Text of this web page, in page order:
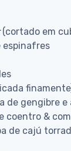
(cortado em
espinafres
de gengibre e
coentro &
de cajú